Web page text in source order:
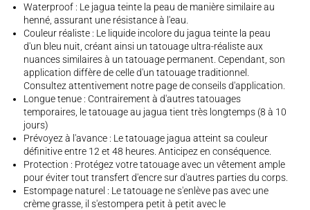
Waterproof : Le jagua teinte la peau de manière similaire au
henné, assurant une résistance à l'eau.
Couleur réaliste : Le liquide incolore du jagua teinte la peau
d'un bleu nuit, créant ainsi un tatouage ultra-réaliste aux
nuances similaires à un tatouage permanent. Cependant, son
application diffère de celle d'un tatouage traditionnel.
Consultez attentivement notre page deconseils d'application.
Longue tenue : Contrairement à d'autres tatouages
temporaires, le tatouage au jagua tient très longtemps (8 à 10
jours)
Prévoyez à l'avance : Le tatouage jagua atteint sa couleur
définitive entre 12 et 48 heures. Anticipez en conséquence.
Protection : Protégez votre tatouage avec un vêtement ample
pour éviter tout transfert d'encre sur d'autres parties du corps.
Estompage naturel : Le tatouage ne s'enlève pas avec une
crème grasse, il s'estompera petit à petit avec le